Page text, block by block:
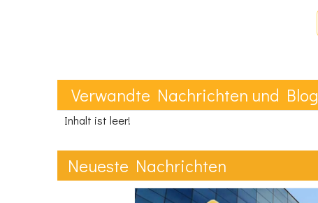
Verwandte Nachrichten und Blog
Inhalt ist leer!
Neueste Nachrichten